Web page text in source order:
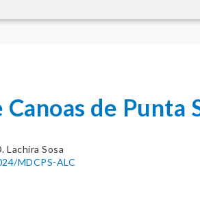
de Punta
Lachira Sosa
MDCPS-ALC